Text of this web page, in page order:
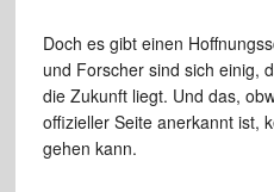
Doch es gibt einen
und Forscher sind sich einig,
die Zukunft liegt. Und das,
offizieller Seite anerkannt ist,
gehen kann.